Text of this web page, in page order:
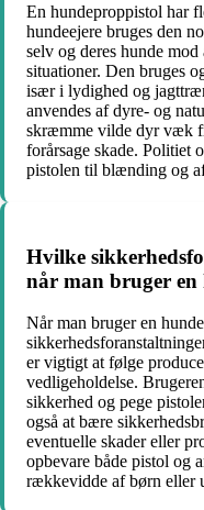
En hundeproppistol har
hundeejere bruges den
selv og deres hunde
situationer. Den bruges
især i lydighed og
anvendes af dyre- og
skræmme vilde dyr væk
forårsage skade. Politiet
pistolen til blænding og
Hvilke
når man bruger
Når man bruger en
er vigtigt at følge
vedligeholdelse.
sikkerhed og pege
også at bære
eventuelle skader eller
opbevare både pistol og
rækkevidde af børn eller